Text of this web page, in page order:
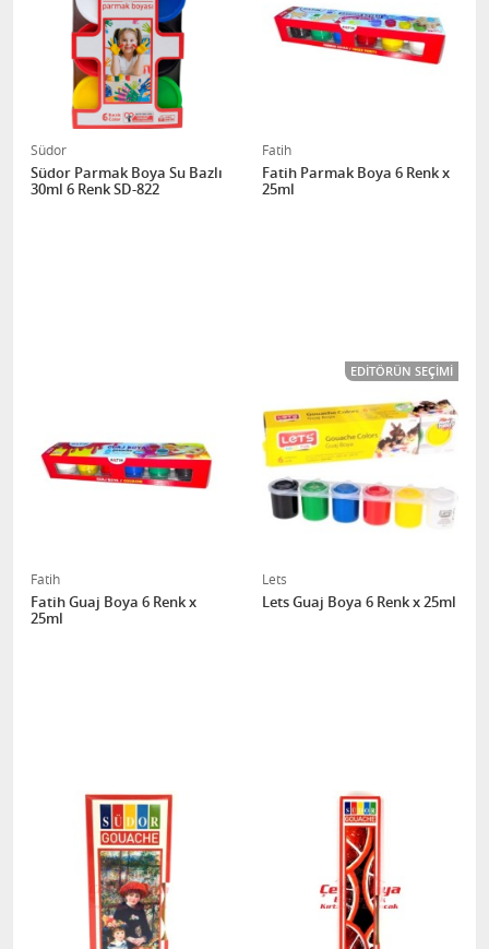
Südor
Südor Parmak Boya Su Bazlı
30ml 6 Renk SD-822
Fatih
Fatih Parmak Boya 6 Renk x
25ml
Fatih
Fatih Guaj Boya 6 Renk x
25ml
EDITÖRÜN SEÇIMI
Lets
Lets Guaj Boya 6 Renk x 25ml